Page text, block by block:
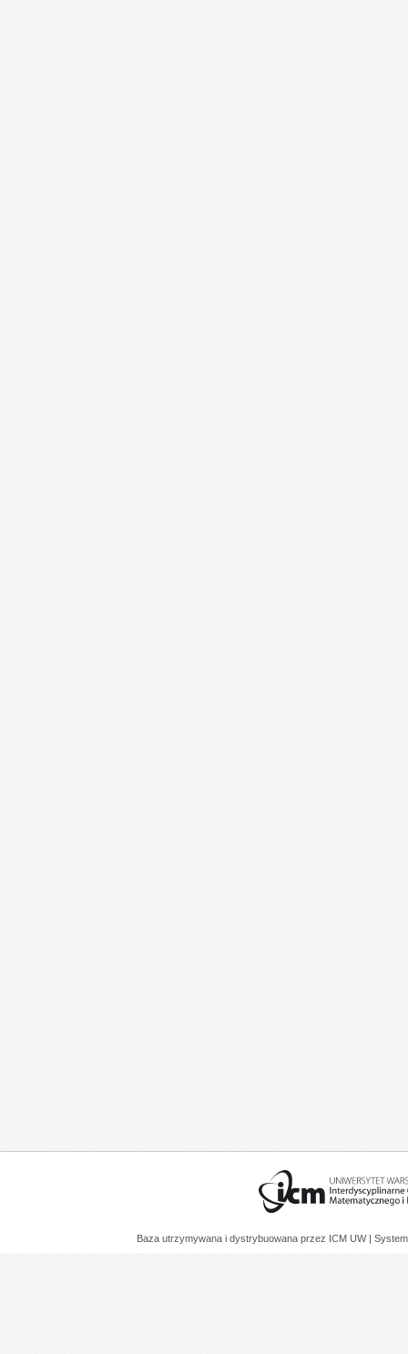
Baza utrzymywana i dystrybuowana przez ICM UW |